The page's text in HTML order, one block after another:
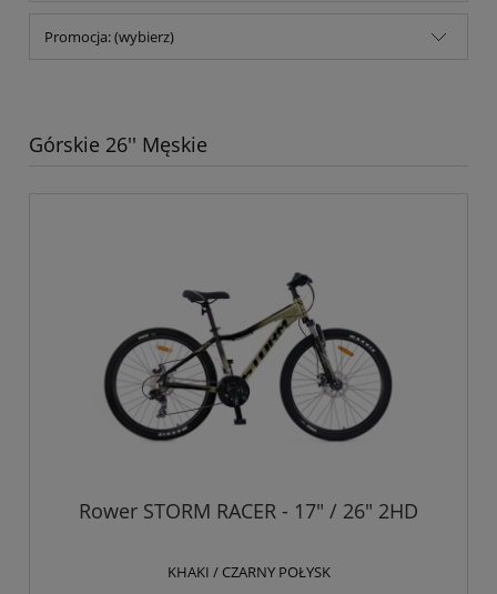
Promocja: (wybierz)
Górskie 26'' Męskie
Rower STORM RACER - 17" / 26" 2HD
KHAKI / CZARNY POŁYSK